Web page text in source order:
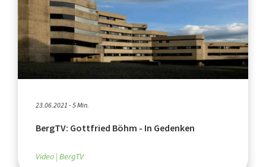
23.06.2021 - 5 Min.
BergTV: Gottfried Böhm - In Gedenken
Video BergTV